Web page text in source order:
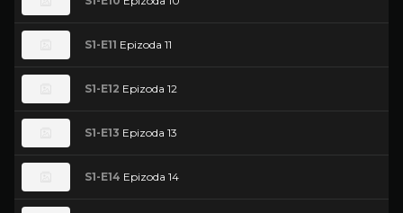
S1-E11 Epizoda 11
S1-E12 Epizoda 12
S1-E13 Epizoda 13
S1-E14 Epizoda 14